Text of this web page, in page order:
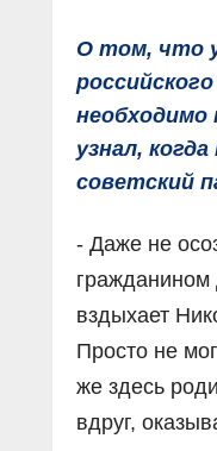
О том, что
необходимо
узнал,
советский
- Даже не
гражданином
вздыхает
Просто не
же здесь
вдруг,